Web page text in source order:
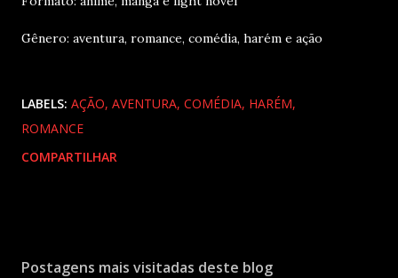
Gênero: aventura, romance, comédia, harém e ação
LABELS: AÇÃO AVENTURA COMÉDIA HARÉM
ROMANCE
COMPARTILHAR
Postagens mais visitadas deste blog